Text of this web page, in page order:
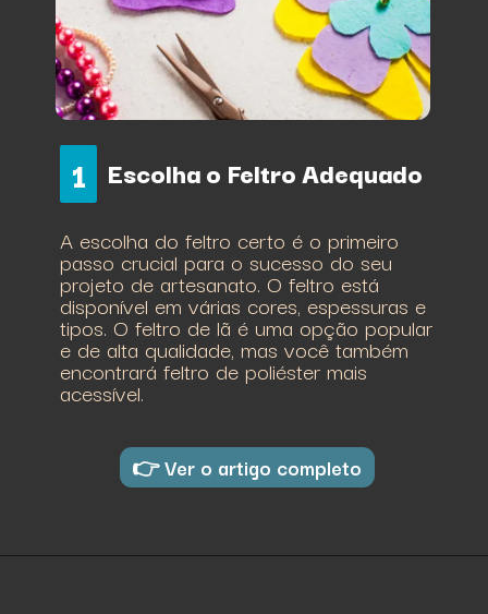
A escolha do feltro certo é o primeiro
passo crucial para o sucesso do seu
projeto de artesanato. O feltro está
disponível em várias cores, espessuras e
tipos. O feltro de lã é uma opção popular
e de alta qualidade, mas você também
encontrará feltro de poliéster mais
acessível.
Escolha o Feltro Adequado
1
👉 Ver o artigo completo